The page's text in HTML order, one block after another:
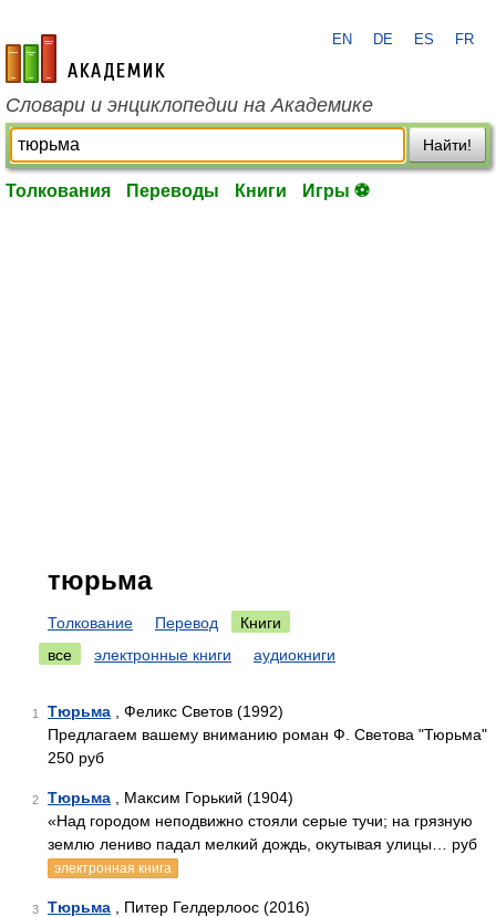
academic.ru
EN DE ES FR
Словари и энциклопедии на Академике
Найти!
Толкования Переводы Книги Игры ⚽
тюрьма
Толкование Перевод
Книги
все
электронные книги аудиокниги
1 Тюрьма , Феликс Светов (1992)
Предлагаем вашему вниманию роман Ф. Светова "Тюрьма"
250 руб
2 Тюрьма , Максим Горький (1904)
«Над городом неподвижно стояли серые тучи; на грязную
землю лениво падал мелкий дождь, окутывая улицы… руб
электронная книга
3 Тюрьма , Питер Гелдерлоос (2016)